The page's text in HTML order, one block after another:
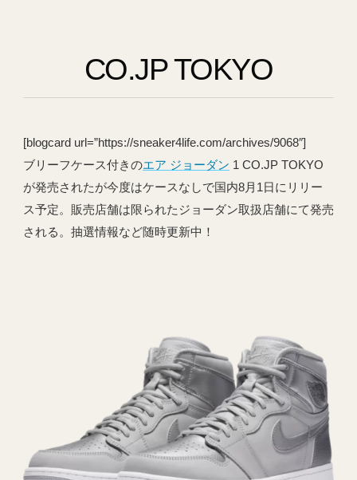
CO.JP TOKYO
[blogcard url=”https://sneaker4life.com/archives/9068″]
ブリーフケース付きのエア ジョーダン 1 CO.JP TOKYO
が発売されたが今度はケースなしで国内8月1日にリリー
ス予定。販売店舗は限られたジョーダン取扱店舗にて発売
される。抽選情報など随時更新中！